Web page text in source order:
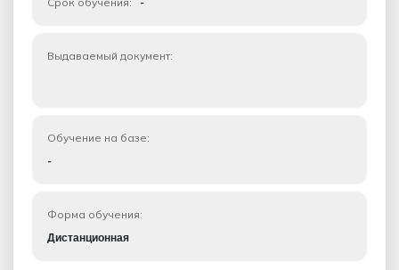
Выдаваемый документ:
Обучение на базе:
-
Форма обучения:
Дистанционная